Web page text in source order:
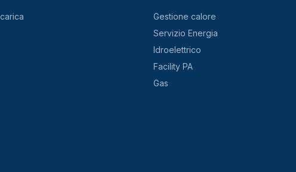
Gestione calore
Servizio Energia
Idroelettrico
Facility PA
Gas